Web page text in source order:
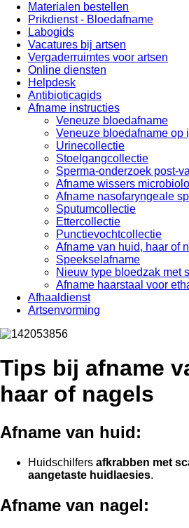
​Materialen bestellen
Prikdienst - Bloedafname
Labogids
Vacatures bij artsen
Vergaderruimtes voor artsen
Online diensten
Helpdesk
Antibioticagids
Afname instructies
Veneuze bloedafname
Veneuze bloedafname op
Urinecollectie
Stoelgangcollectie
Sperma-onderzoek post-
Afname wissers
Afname nasofaryngeale
Sputumcollectie
Ettercollectie
Punctievochtcollectie
Afname van huid, haar of
Speekselafname
Nieuw type bloedzak met
Afname haarstaal voor
Afhaaldienst
Artsenvorming
Tips bij afname
haar of nagels
Afname van huid:
Huidschilfers afkrabben met
aangetaste huidlaesies.
Afname van nagel: